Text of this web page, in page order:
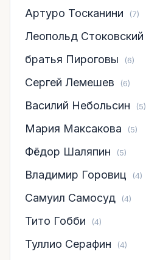
Артуро Тосканини (7)
Леопольд Стоковский
братья Пироговы (6)
Сергей Лемешев (6)
Василий Небольсин (5)
Мария Максакова (5)
Фёдор Шаляпин (5)
Владимир Горовиц (4)
Самуил Самосуд (4)
Тито Гобби (4)
Туллио Серафин (4)